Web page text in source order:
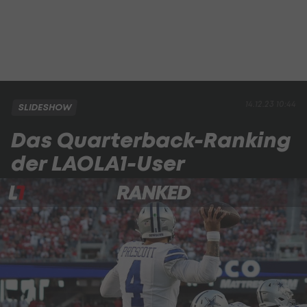
SLIDESHOW
Das Quarterback-Ranking
der LAOLA1-User